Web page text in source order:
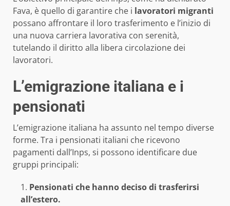
Fava, è quello di garantire che i lavoratori migranti
possano affrontare il loro trasferimento e l’inizio di
una nuova carriera lavorativa con serenità,
tutelando il diritto alla libera circolazione dei
lavoratori.
L’emigrazione italiana e i
pensionati
L’emigrazione italiana ha assunto nel tempo diverse
forme. Tra i pensionati italiani che ricevono
pagamenti dall’Inps, si possono identificare due
gruppi principali:
Pensionati che hanno deciso di trasferirsi
all’estero.